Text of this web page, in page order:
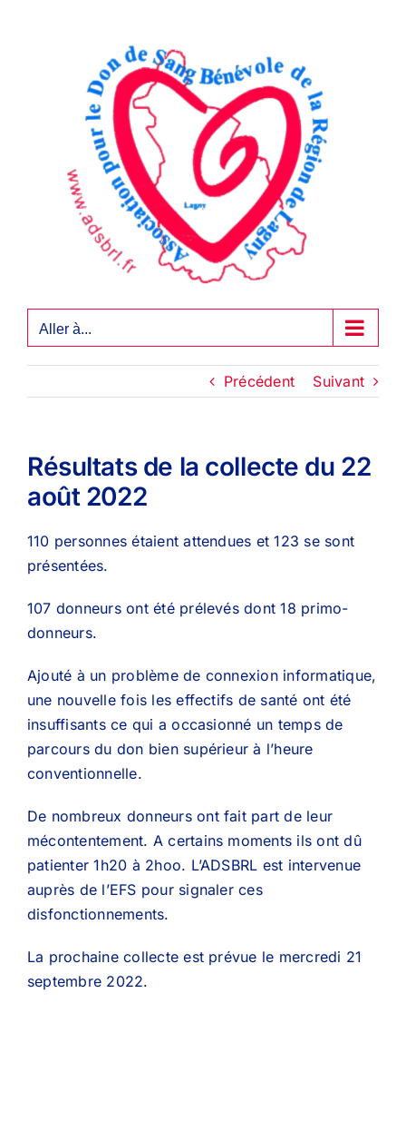
Aller à...
Précédent Suivant
Résultats de la collecte du 22
août 2022
110 personnes étaient attendues et 123 se sont
présentées.
107 donneurs ont été prélevés dont 18 primo-
donneurs.
Ajouté à un problème de connexion informatique,
une nouvelle fois les effectifs de santé ont été
insuffisants ce qui a occasionné un temps de
parcours du don bien supérieur à l’heure
conventionnelle.
De nombreux donneurs ont fait part de leur
mécontentement. A certains moments ils ont dû
patienter 1h20 à 2hoo. L’ADSBRL est intervenue
auprès de l’EFS pour signaler ces
disfonctionnements.
La prochaine collecte est prévue le mercredi 21
septembre 2022.